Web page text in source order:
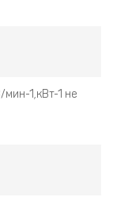
1,кВт-1 не